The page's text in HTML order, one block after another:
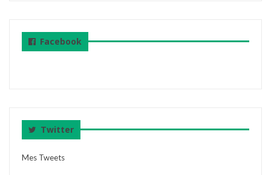
Facebook
Twitter
Mes Tweets